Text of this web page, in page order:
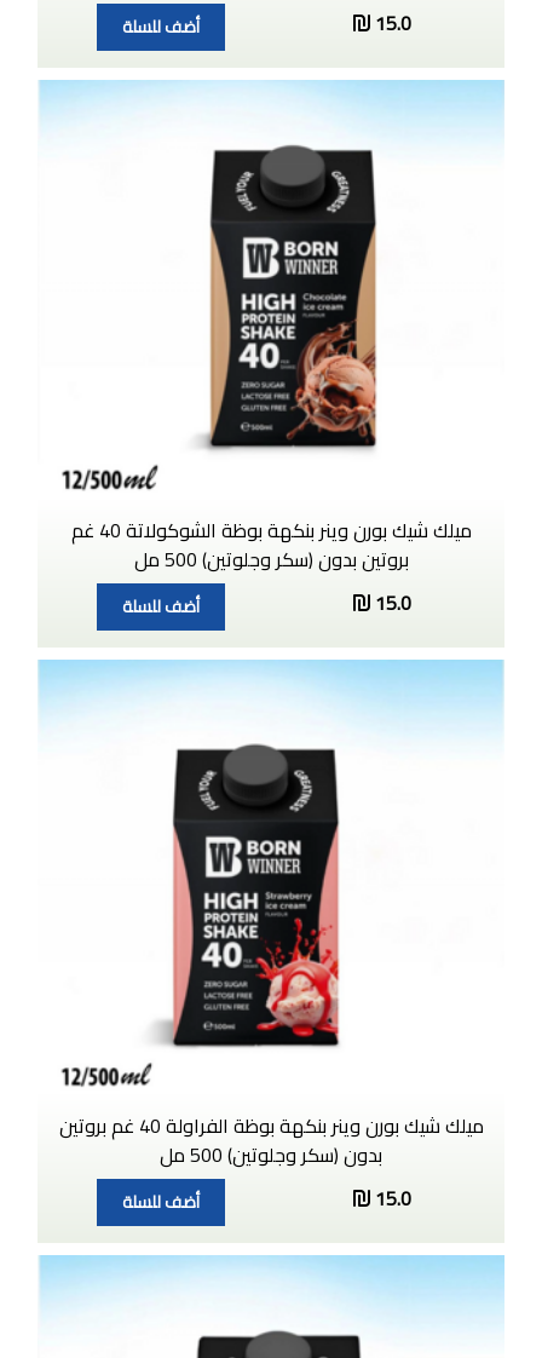
15.0
أضف للسلة
ميلك شيك بورن وينر بنكهة بوظة الشوكولاتة 40 غم
بروتين بدون (سكر وجلوتين) 500 مل
15.0
أضف للسلة
ميلك شيك بورن وينر بنكهة بوظة الفراولة 40 غم بروتين
بدون (سكر وجلوتين) 500 مل
15.0
أضف للسلة